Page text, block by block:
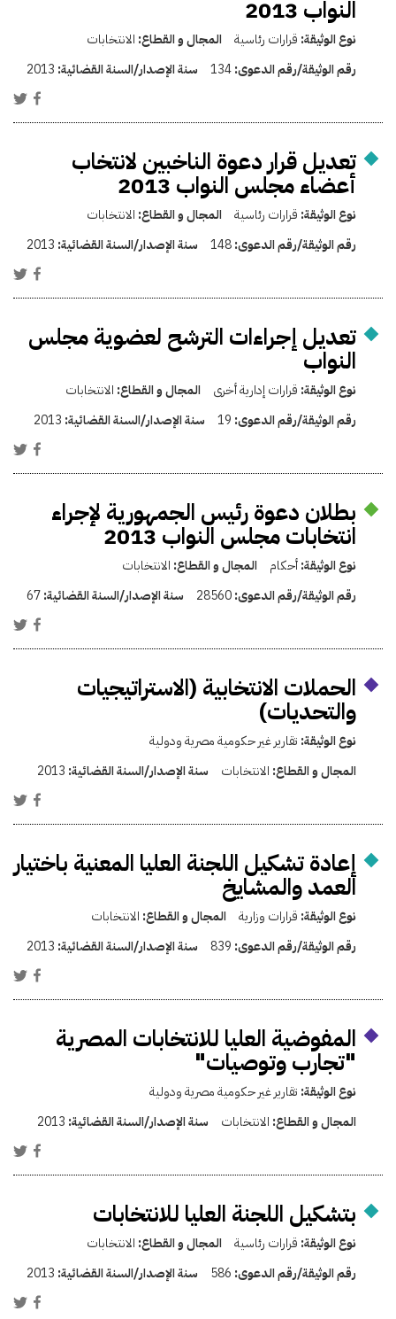
النواب 2013
نوع الوثيقة: قرارات رئاسية المجال و القطاع: الانتخابات
رقم الوثيقة/رقم الدعوى:134 سنة الإصدار/السنة القضائية: 2013
تعديل قرار دعوة الناخبين لانتخاب
أعضاء مجلس النواب 2013
نوع الوثيقة: قرارات رئاسية المجال و القطاع: الانتخابات
رقم الوثيقة/رقم الدعوى:148 سنة الإصدار/السنة القضائية: 2013
تعديل إجراءات الترشح لعضوية مجلس
النواب
نوع الوثيقة: قرارات إدارية أخرى المجال و القطاع: الانتخابات
رقم الوثيقة/رقم الدعوى: 19 سنة الإصدار/السنة القضائية: 2013
بطلان دعوة رئيس الجمهورية لإجراء
انتخابات مجلس النواب 2013
نوع الوثيقة:أحكام المجال و القطاع: الانتخابات
رقم الوثيقة/رقم الدعوى:28560 سنة الإصدار/السنة القضائية:67
الحملات الانتخابية (الاستراتيجيات
والتحديات)
نوع الوثيقة: تقارير غير حكومية مصرية ودولية
المجال و القطاع: الانتخابات سنة الإصدار/السنة القضائية: 2013
إعادة تشكيل اللجنة العليا المعنية باختيار
العمد والمشايخ
نوع الوثيقة: قرارات وزارية المجال و القطاع: الانتخابات
رقم الوثيقة/رقم الدعوى: 839 سنة الإصدار/السنة القضائية: 2013
المفوضية العليا للانتخابات المصرية
"تجارب وتوصيات"
نوع الوثيقة: تقارير غير حكومية مصرية ودولية
المجال و القطاع: الانتخابات سنة الإصدار/السنة القضائية: 2013
بتشكيل اللجنة العليا للانتخابات
نوع الوثيقة: قرارات رئاسية المجال و القطاع: الانتخابات
رقم الوثيقة/رقم الدعوى: 586 سنة الإصدار/السنة القضائية: 2013